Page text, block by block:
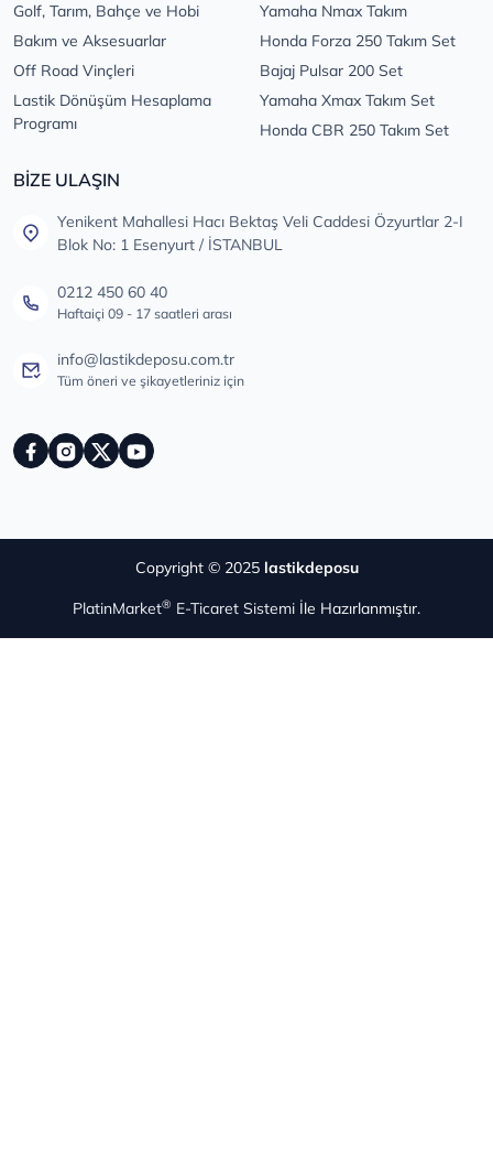
Golf, Tarım, Bahçe ve Hobi
Bakım ve Aksesuarlar
Off Road Vinçleri
Lastik Dönüşüm Hesaplama
Programı
Yamaha Nmax Takım
Honda Forza 250 Takım Set
Bajaj Pulsar 200 Set
Yamaha Xmax Takım Set
Honda CBR 250 Takım Set
BİZE ULAŞIN
Yenikent Mahallesi Hacı Bektaş Veli Caddesi Özyurtlar 2-I
Blok No: 1 Esenyurt / İSTANBUL
0212 450 60 40
Haftaiçi 09 - 17 saatleri arası
info@lastikdeposu.com.tr
Tüm öneri ve şikayetleriniz için
Copyright © 2025 lastikdeposu
PlatinMarket® E-Ticaret Sistemi İle Hazırlanmıştır.